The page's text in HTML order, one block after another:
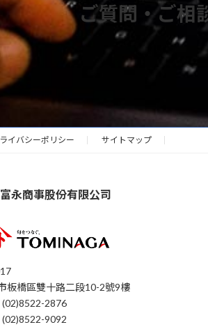
ご質問・ご相
イバシーポリシー サイトマップ
永商事股份有限公司
板橋區雙十路二段10-2號9樓
(02)8522-2876
(02)8522-9092